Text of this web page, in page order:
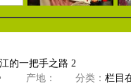
的一把手之路 2
产地： 分类： 栏目